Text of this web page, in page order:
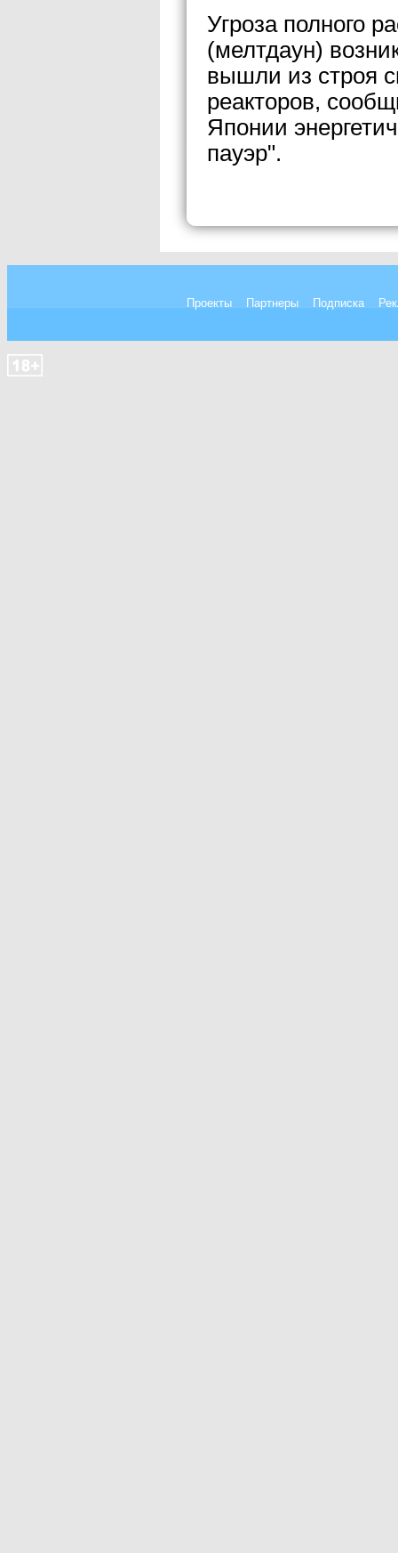
Угроза полного
(мелтдаун)
вышли из строя
реакторов,
Японии
пауэр".
Проекты Партнеры Подписка